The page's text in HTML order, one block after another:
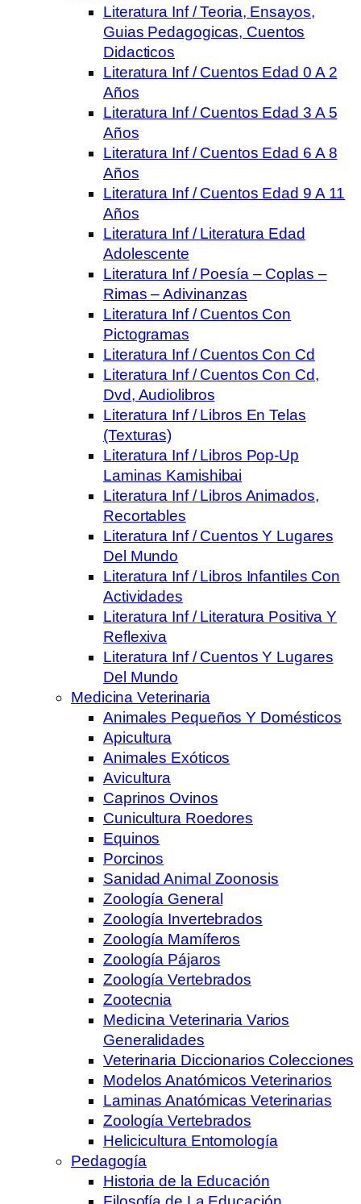
Literatura Inf / Teoria, Ensayos,
Guias Pedagogicas, Cuentos
Didacticos
Literatura Inf / Cuentos Edad 0 A 2
Años
Literatura Inf / Cuentos Edad 3 A 5
Años
Literatura Inf / Cuentos Edad 6 A 8
Años
Literatura Inf / Cuentos Edad 9 A 11
Años
Literatura Inf / Literatura Edad
Adolescente
Literatura Inf / Poesía – Coplas –
Rimas – Adivinanzas
Literatura Inf / Cuentos Con
Pictogramas
Literatura Inf / Cuentos Con Cd
Literatura Inf / Cuentos Con Cd,
Dvd, Audiolibros
Literatura Inf / Libros En Telas
(Texturas)
Literatura Inf / Libros Pop-Up
Laminas Kamishibai
Literatura Inf / Libros Animados,
Recortables
Literatura Inf / Cuentos Y Lugares
Del Mundo
Literatura Inf / Libros Infantiles Con
Actividades
Literatura Inf / Literatura Positiva Y
Reflexiva
Literatura Inf / Cuentos Y Lugares
Del Mundo
Medicina Veterinaria
Animales Pequeños Y Domésticos
Apicultura
Animales Exóticos
Avicultura
Caprinos Ovinos
Cunicultura Roedores
Equinos
Porcinos
Sanidad Animal Zoonosis
Zoología General
Zoología Invertebrados
Zoología Mamíferos
Zoología Pájaros
Zoología Vertebrados
Zootecnia
Medicina Veterinaria Varios
Generalidades
Veterinaria Diccionarios Colecciones
Modelos Anatómicos Veterinarios
Laminas Anatómicas Veterinarias
Zoología Vertebrados
Helicicultura Entomología
Pedagogía
Historia de la Educación